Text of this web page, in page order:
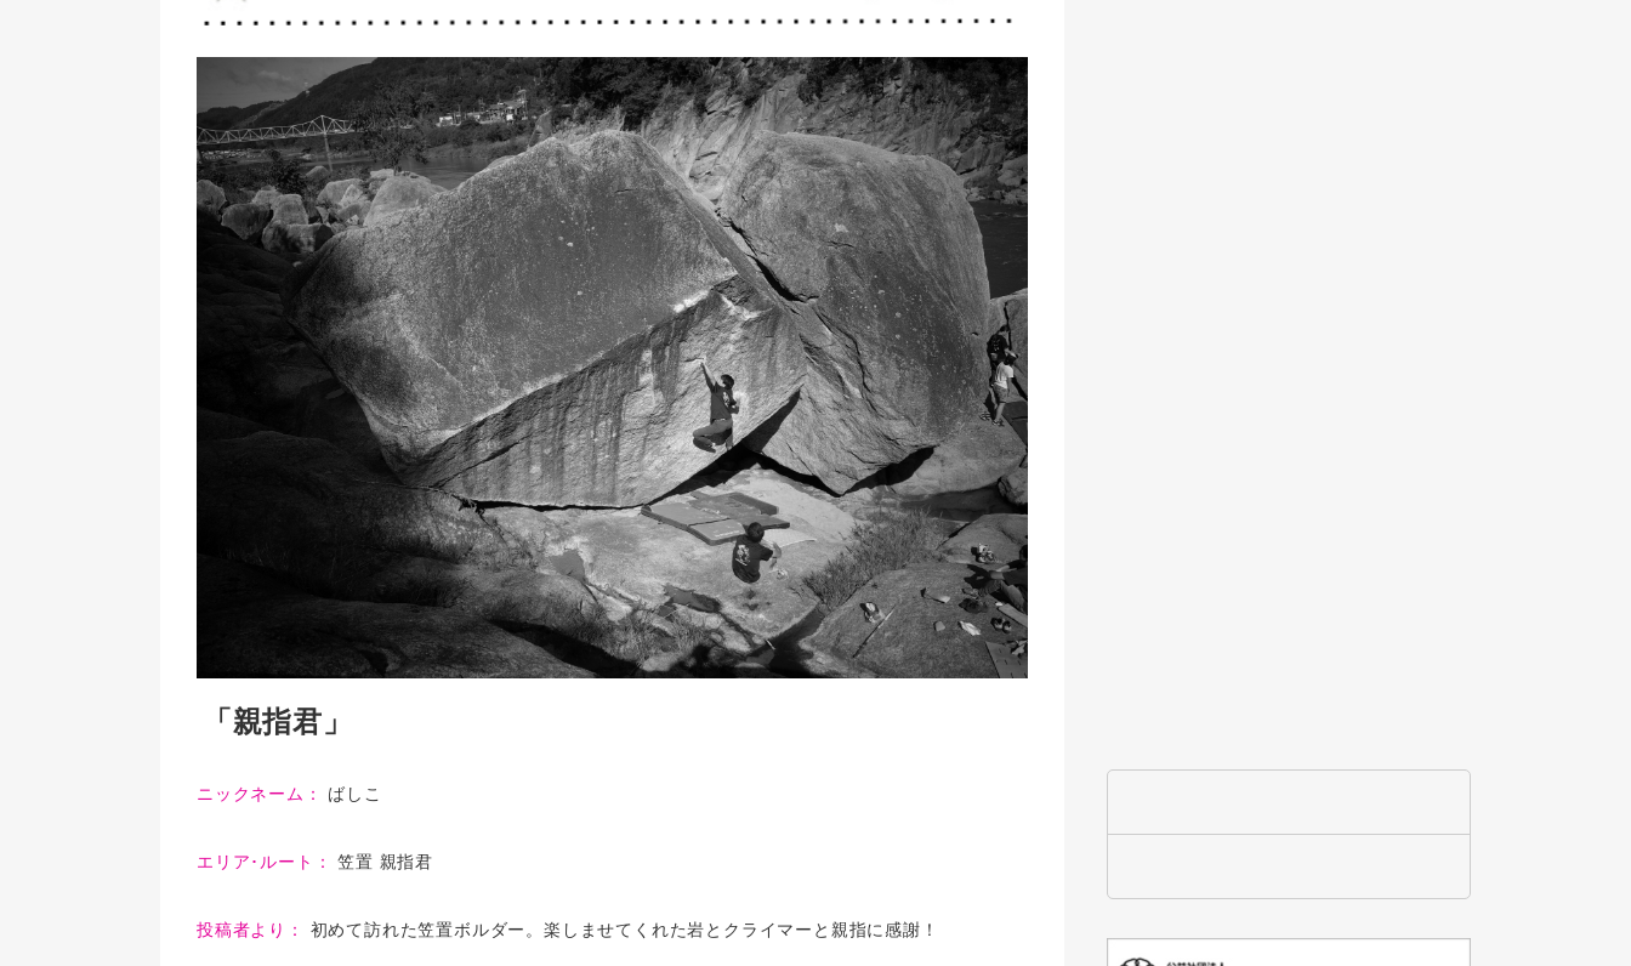
「親指君」
ニックネーム： ばしこ
エリア･ルート： 笠置 親指君
投稿者より： 初めて訪れた笠置ボルダー。楽しませてくれた岩とクライマーと親指に感謝！